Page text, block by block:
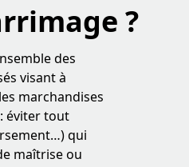
?
des
visant à
marchandises
éviter tout
qui
maîtrise ou